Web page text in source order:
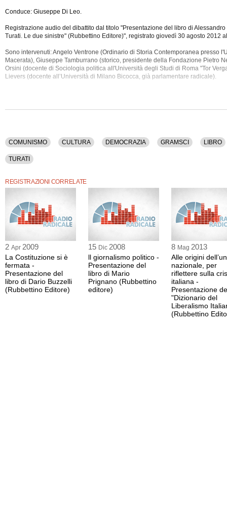
Conduce: Giuseppe Di Leo.
Registrazione audio del dibattito dal titolo "Presentazione del libro di Alessandro
Turati. Le due sinistre" (Rubbettino Editore)", registrato giovedì 30 agosto 2012
Sono intervenuti: Angelo Ventrone (Ordinario di Storia Contemporanea presso
Macerata), Giuseppe Tamburrano (storico, presidente della Fondazione Pietro
Orsini (docente di Sociologia politica all'Università degli Studi di Roma "Tor
Lievers (docente all’Università di Milano Bicocca, già parlamentare radicale).
COMUNISMO CULTURA DEMOCRAZIA GRAMSCI LIBRO
TURATI
REGISTRAZIONI CORRELATE
2 Apr 2009
La Costituzione si è
fermata -
Presentazione del
libro di Dario Buzzelli
(Rubbettino Editore)
15 Dic 2008
ll giornalismo politico -
Presentazione del
libro di Mario
Prignano (Rubbettino
editore)
8 Mag 2013
Alle origini
nazionale, per
riflettere sulla
italiana -
Presentazione
"Dizionario del
Liberalismo
(Rubbettino